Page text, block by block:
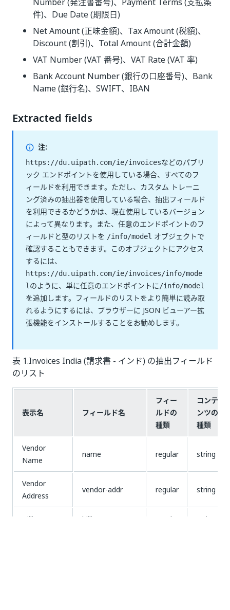
件)、Due Date (期限日)
Net Amount (正味金額)、Tax Amount (税額)、
Discount (割引)、Total Amount (合計金額)
VAT Number (VAT 番号)、VAT Rate (VAT 率)
Bank Account Number (銀行の口座番号)、Bank
Name (銀行名)、SWIFT、IBAN
Extracted fields
注:
https://du.uipath.com/ie/invoicesなどのパブリ
ック エンドポイントを使用している場合、すべてのフ
ィールドを利用できます。ただし、カスタム トレーニ
ング済みの抽出器を使用している場合、抽出フィールド
を利用できるかどうかは、現在使用しているバージョン
によって異なります。また、任意のエンドポイントのフ
ィールドと型のリストを /info/model オブジェクトで
確認することもできます。このオブジェクトにアクセス
するには、
https://du.uipath.com/ie/invoices/info/mode
l のように、単に任意のエンドポイントに/info/model
を追加します。フィールドのリストをより簡単に読み取
れるようにするには、ブラウザーに JSON ビューアー拡
張機能をインストールすることをお勧めします。
表 1.Invoices India (請求書 - インド) の抽出フィールド
のリスト
表示名 フィールド名
フィー
ルドの
種類
コンテ
ンツの
種類
Vendor
Name
name regular string
Vendor
Address
vendor-addr regular string
Billing Name billing-name regular string